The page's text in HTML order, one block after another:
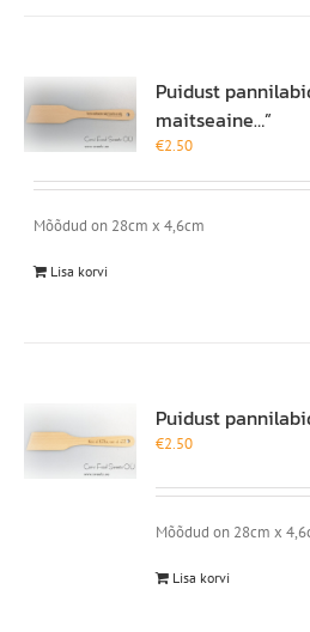
Puidust
maitseaine…”
€2.50
Mõõdud on 28cm x 4,6cm
Lisa korvi
Puidust
€2.50
Mõõdud on 28cm x
Lisa korvi